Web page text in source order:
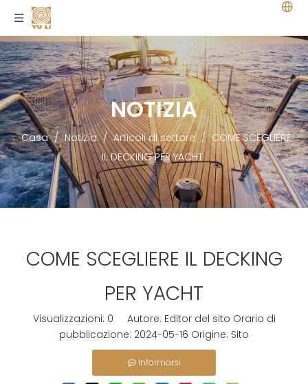
NOTIZIA
Casa / Notizia / Articoli di settore / COME SCEGLIERE
IL DECKING PER YACHT
COME SCEGLIERE IL DECKING
PER YACHT
Visualizzazioni: 0 Autore: Editor del sito Orario di
pubblicazione: 2024-05-16 Origine: Sito
Informarsi